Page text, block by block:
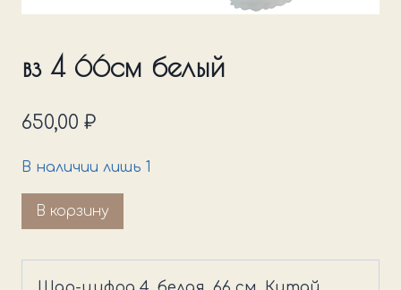
вз 4 66см белый
650,00 ₽
В наличии лишь 1
Количество
товара
В корзину